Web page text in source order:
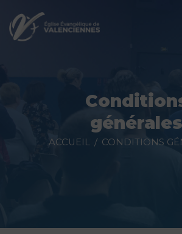
générales
ACCUEIL CONDITIONS
Évènements
Prédications